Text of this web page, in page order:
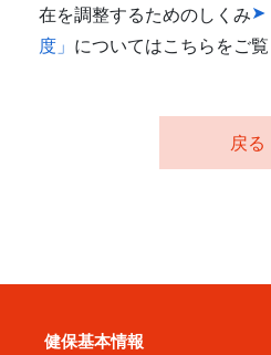
在を調整するためのしくみ
度」 についてはこちらをご覧
戻る
健保基本情報